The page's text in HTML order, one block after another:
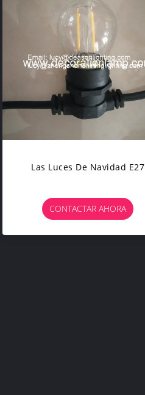
Las Luces De Navidad E27
CONTACTAR AHORA